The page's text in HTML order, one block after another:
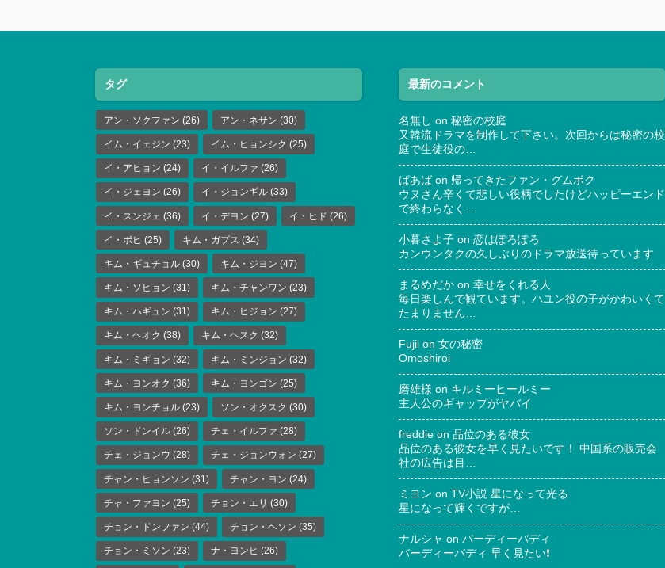
タグ
アン・ソクファン (26) アン・ネサン (30)
イム・イェジン (23) イム・ヒョンシク (25)
イ・アヒョン (24) イ・イルファ (26)
イ・ジェヨン (26) イ・ジョンギル (33)
イ・スンジェ (36) イ・デヨン (27) イ・ヒド (26)
イ・ボヒ (25) キム・ガプス (34)
キム・ギュチョル (30) キム・ジヨン (47)
キム・ソヒョン (31) キム・チャンワン (23)
キム・ハギュン (31) キム・ヒジョン (27)
キム・ヘオク (38) キム・ヘスク (32)
キム・ミギョン (32) キム・ミンジョン (32)
キム・ヨンオク (36) キム・ヨンゴン (25)
キム・ヨンチョル (23) ソン・オクスク (30)
ソン・ドンイル (26) チェ・イルファ (28)
チェ・ジョンウ (28) チェ・ジョンウォン (27)
チャン・ヒョンソン (31) チャン・ヨン (24)
チャ・ファヨン (25) チョン・エリ (30)
チョン・ドンファン (44) チョン・ヘソン (35)
チョン・ミソン (23) ナ・ヨンヒ (26)
最新のコメント
名無し on 秘密の校庭
又韓流ドラマを制作して下さい。次回からは秘密の校
庭で生徒役の…
ばあば on 帰ってきたファン・グムボク
ウヌさん辛くて悲しい役柄でしたけどハッピーエンド
で終わらなく…
小暮さよ子 on 恋はぽろぽろ
カンウンタクの久しぶりのドラマ放送待っています
まるめだか on 幸せをくれる人
毎日楽しんで観ています。ハユン役の子がかわいくて
たまりません…
Fujii on 女の秘密
Omoshiroi
磨雄様 on キルミーヒールミー
主人公のギャップがヤバイ
freddie on 品位のある彼女
品位のある彼女を早く見たいです！ 中国系の販売会
社の広告は目…
ミヨン on TV小説 星になって光る
星になって輝くですが…
ナルシャ on バーディーバディ
バーディーバディ 早く見たい❗